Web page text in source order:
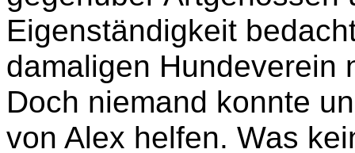
Eigenständigkeit
damaligen Hundeverein
Doch niemand konnte
von Alex helfen. Was